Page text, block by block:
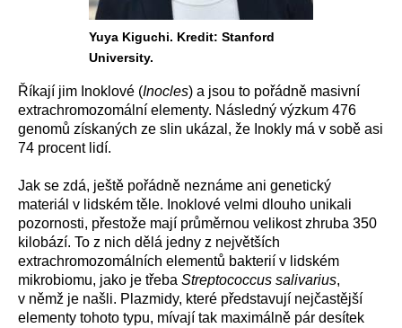
Yuya Kiguchi. Kredit: Stanford
University.
Říkají jim Inoklové (Inocles) a jsou to pořádně masivní
extrachromozomální elementy. Následný výzkum 476
genomů získaných ze slin ukázal, že Inokly má v sobě asi
74 procent lidí.
Jak se zdá, ještě pořádně neznáme ani genetický
materiál v lidském těle. Inoklové velmi dlouho unikali
pozornosti, přestože mají průměrnou velikost zhruba 350
kilobází. To z nich dělá jedny z největších
extrachromozomálních elementů bakterií v lidském
mikrobiomu, jako je třeba Streptococcus salivarius,
v němž je našli. Plazmidy, které představují nejčastější
elementy tohoto typu, mívají tak maximálně pár desítek